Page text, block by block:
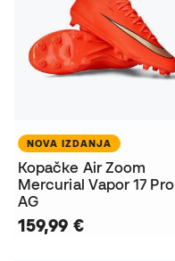
NOVA IZDANJA
Kopačke Air Zoom
Mercurial Vapor 17 Pro
AG
159,99 €